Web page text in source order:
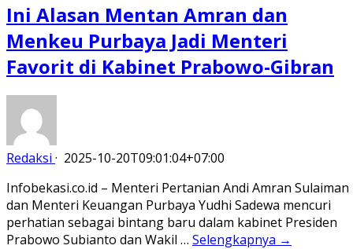
Ini Alasan Mentan Amran dan
Menkeu Purbaya Jadi Menteri
Favorit di Kabinet Prabowo-Gibran
Redaksi · 2025-10-20T09:01:04+07:00
Infobekasi.co.id – Menteri Pertanian Andi Amran Sulaiman
dan Menteri Keuangan Purbaya Yudhi Sadewa mencuri
perhatian sebagai bintang baru dalam kabinet Presiden
Prabowo Subianto dan Wakil … Selengkapnya →